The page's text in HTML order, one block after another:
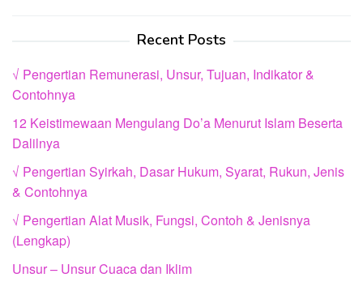
Recent Posts
√ Pengertian Remunerasi, Unsur, Tujuan, Indikator &
Contohnya
12 Keistimewaan Mengulang Do’a Menurut Islam Beserta
Dalilnya
√ Pengertian Syirkah, Dasar Hukum, Syarat, Rukun, Jenis
& Contohnya
√ Pengertian Alat Musik, Fungsi, Contoh & Jenisnya
(Lengkap)
Unsur – Unsur Cuaca dan Iklim